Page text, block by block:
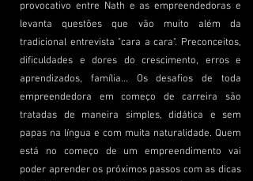
provocativo entre Nath e as empreendedoras e
levanta questões que vão muito além da
tradicional entrevista "cara a cara". Preconceitos,
dificuldades e dores do crescimento, erros e
aprendizados, família... Os desafios de toda
empreendedora em começo de carreira são
tratadas de maneira simples, didática e sem
papas na língua e com muita naturalidade. Quem
está no começo de um empreendimento vai
poder aprender os próximos passos com as dicas